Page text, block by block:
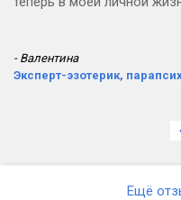
- Валентина
Эксперт-эзотерик,
Ещё